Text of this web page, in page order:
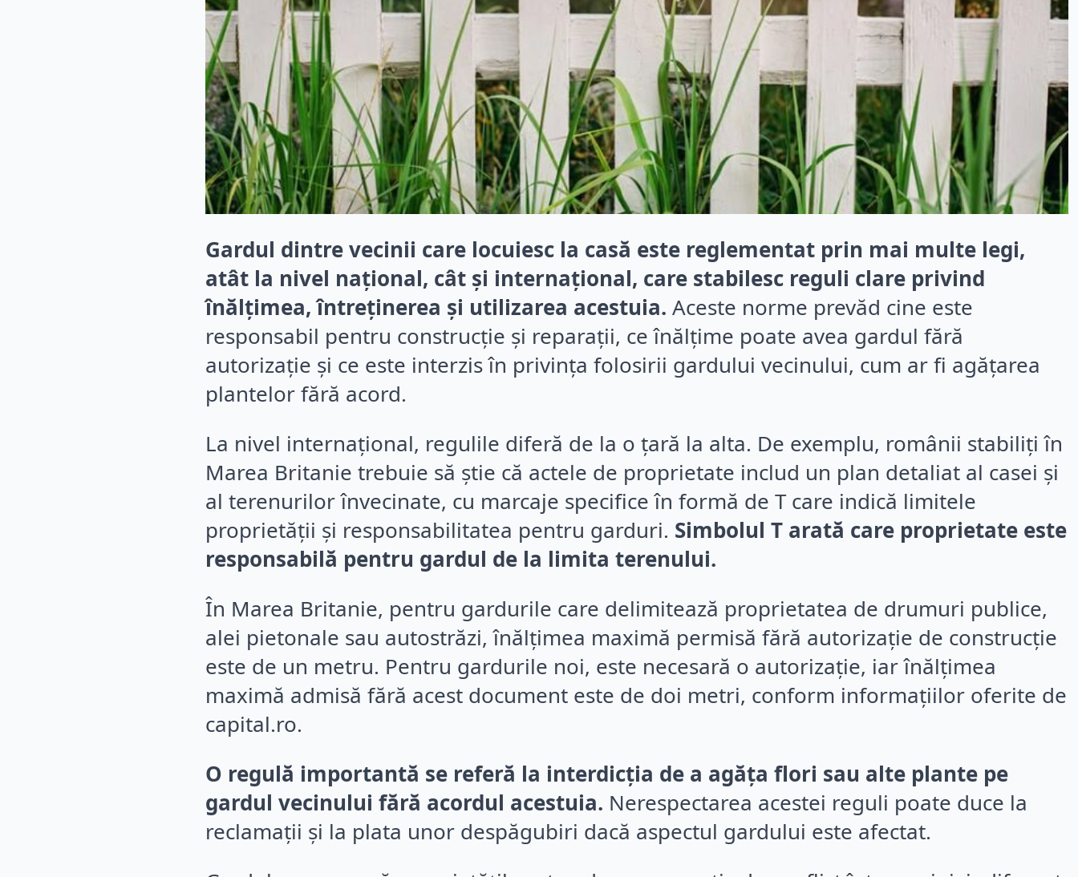
Gardul dintre vecinii care locuiesc la casă este reglementat prin mai multe legi,
atât la nivel național, cât și internațional, care stabilesc reguli clare privind
înălțimea, întreținerea și utilizarea acestuia. Aceste norme prevăd cine este
responsabil pentru construcție și reparații, ce înălțime poate avea gardul fără
autorizație și ce este interzis în privința folosirii gardului vecinului, cum ar fi agățarea
plantelor fără acord.
La nivel internațional, regulile diferă de la o țară la alta. De exemplu, românii stabiliți în
Marea Britanie trebuie să știe că actele de proprietate includ un plan detaliat al casei și
al terenurilor învecinate, cu marcaje specifice în formă de T care indică limitele
proprietății și responsabilitatea pentru garduri. Simbolul T arată care proprietate este
responsabilă pentru gardul de la limita terenului.
În Marea Britanie, pentru gardurile care delimitează proprietatea de drumuri publice,
alei pietonale sau autostrăzi, înălțimea maximă permisă fără autorizație de construcție
este de un metru. Pentru gardurile noi, este necesară o autorizație, iar înălțimea
maximă admisă fără acest document este de doi metri, conform informațiilor oferite de
capital.ro.
O regulă importantă se referă la interdicția de a agăța flori sau alte plante pe
gardul vecinului fără acordul acestuia. Nerespectarea acestei reguli poate duce la
reclamații și la plata unor despăgubiri dacă aspectul gardului este afectat.